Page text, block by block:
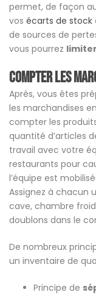
permet, de façon
vos écarts de stock
de sources de
vous pourrez
Compter les
Après, vous êtes
les marchandises
compter les
quantité d’articles
travail avec votre
restaurants pour
l’équipe est
Assignez à chacun
cave, chambre
doublons dans le
De nombreux
un inventaire de
Principe de